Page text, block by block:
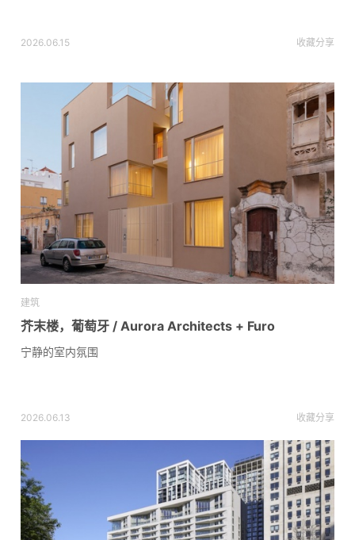
2026.06.15 收藏分享
建筑
芥末楼，葡萄牙 / Aurora Architects + Furo
宁静的室内氛围
2026.06.13 收藏分享